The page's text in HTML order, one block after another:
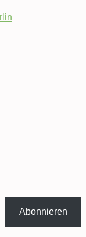
Abonnieren